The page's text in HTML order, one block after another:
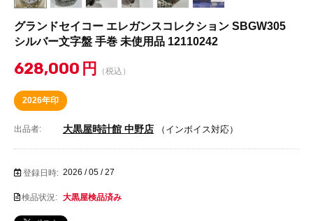
グランドセイコー エレガンスコレクション SBGW305
シルバー文字盤 手巻 未使用品 12110242
628,000 円 （税込）
2026年印
出品者: 大黒屋時計館 中野店 （インボイス対応）
登録日時: 2026 / 05 / 27
検品状況: 大黒屋検品済み